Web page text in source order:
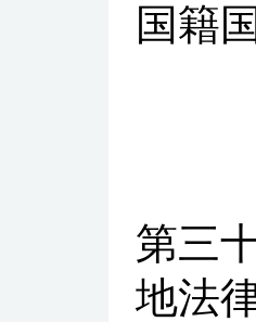
国籍
第三
地法